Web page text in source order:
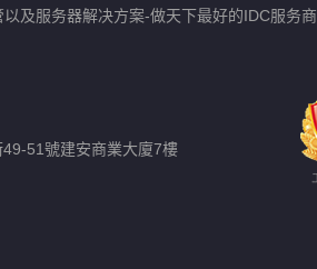
及服务器解决方案-做天下最好的IDC服务商
51號建安商業大廈7樓